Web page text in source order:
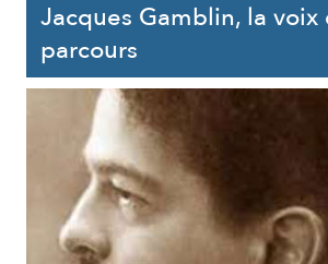
Jacques Gamblin, la voix
parcours